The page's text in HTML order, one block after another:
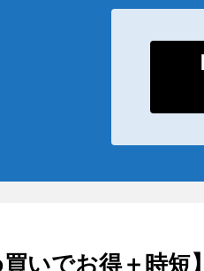
買いでお得＋時